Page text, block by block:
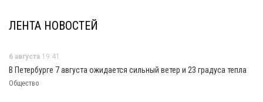
ЛЕНТА НОВОСТЕЙ
6 августа 19:41
В Петербурге 7 августа ожидается сильный ветер и 23 градуса тепла
Общество